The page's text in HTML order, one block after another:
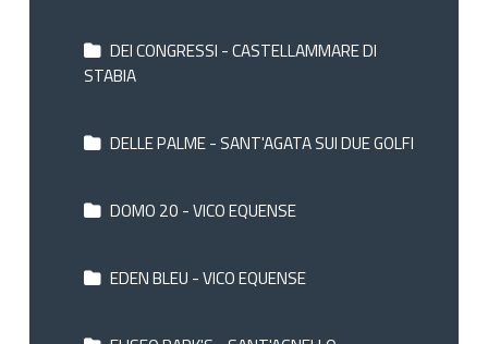
DEI CONGRESSI - CASTELLAMMARE DI
STABIA
DELLE PALME - SANT'AGATA SUI DUE GOLFI
DOMO 20 - VICO EQUENSE
EDEN BLEU - VICO EQUENSE